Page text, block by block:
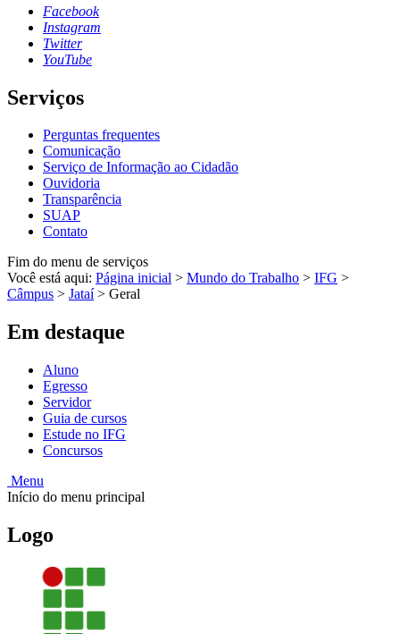
Facebook
Instagram
Twitter
YouTube
Serviços
Perguntas frequentes
Comunicação
Serviço de Informação ao Cidadão
Ouvidoria
Transparência
SUAP
Contato
Fim do menu de serviços
Você está aqui: Página inicial > Mundo do Trabalho > IFG >
Câmpus > Jataí > Geral
Em destaque
Aluno
Egresso
Servidor
Guia de cursos
Estude no IFG
Concursos
Menu
Início do menu principal
Logo